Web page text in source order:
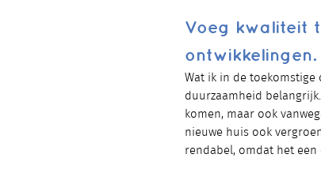
Voeg kwaliteit
ontwikkelingen.
Wat ik in de
duurzaamheid
komen, maar ook
nieuwe huis ook
rendabel, omdat het een